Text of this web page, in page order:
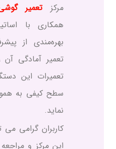
مرکزتعمیر
همکاری با
بهره‌مندی از
تعمیر آمادگی آن
تعمیرات این
سطح کیفی به
نماید.
کاربران گرامی می
این مرکز و